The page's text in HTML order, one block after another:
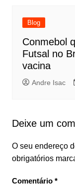
Blog
Conmebol
Futsal no
vacina
Andre Isac
Deixe um
O seu endereço
obrigatórios
Comentário *